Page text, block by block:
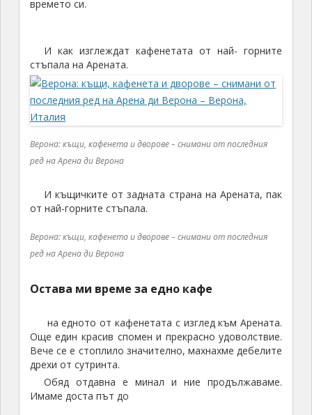
времето си.
И как изглеждат кафенетата от най- горните
стъпала на Арената.
Верона: къщи, кафенета и дворове – снимани от последния
ред на Арена ди Верона
И къщичките от задната страна на Арената, пак
от най-горните стъпала.
Верона: къщи, кафенета и дворове – снимани от последния
ред на Арена ди Верона
Остава ми време за едно кафе
на едното от кафенетата с изглед към Арената.
Още един красив спомен и прекрасно удоволствие.
Вече се е стоплило значително, махнахме дебелите
дрехи от сутринта.
Обяд отдавна е минал и ние продължаваме.
Имаме доста път до